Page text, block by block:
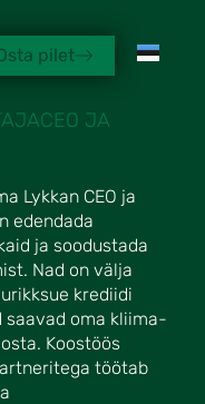
pilet
JA
Lykkan CEO ja
edendada
ja soodustada
Nad on välja
krediidi
oma kliima-
Koostöös
töötab